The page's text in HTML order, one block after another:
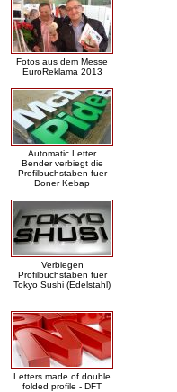
Fotos aus dem Messe
EuroReklama 2013
Automatic Letter
Bender verbiegt die
Profilbuchstaben fuer
Doner Kebap
Verbiegen
Profilbuchstaben fuer
Tokyo Sushi (Edelstahl)
Letters made of double
folded profile - DFT